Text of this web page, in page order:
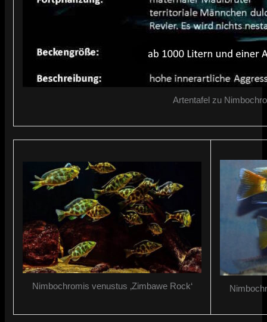
Artentafel zu
Nimbochromis venustus ‚Zimbawe Rock‘